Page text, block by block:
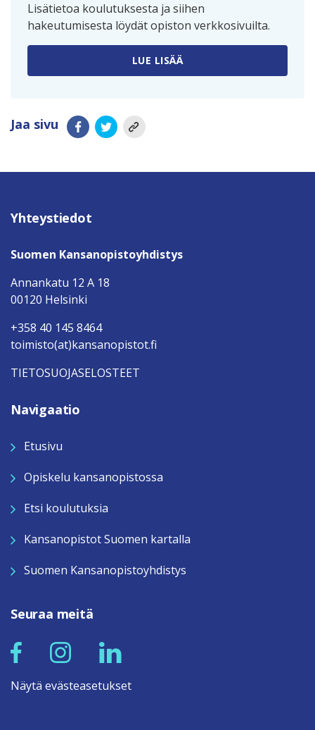
Lisätietoa koulutuksesta ja siihen
hakeutumisesta löydät opiston verkkosivuilta.
LUE LISÄÄ
Jaa sivu
Yhteystiedot
Suomen Kansanopistoyhdistys
Annankatu 12 A 18
00120 Helsinki
+358 40 145 8464
toimisto(at)kansanopistot.fi
TIETOSUOJASELOSTEET
Navigaatio
Etusivu
Opiskelu kansanopistossa
Etsi koulutuksia
Kansanopistot Suomen kartalla
Suomen Kansanopistoyhdistys
Seuraa meitä
Näytä evästeasetukset